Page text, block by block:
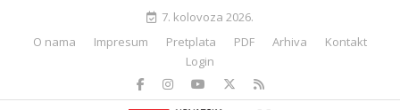
7. kolovoza 2026.
O nama
Impresum Pretplata PDF Arhiva
Kontakt
Login